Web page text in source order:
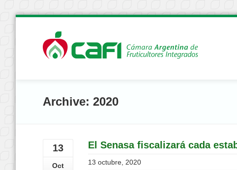
Archive: 2020
13
Oct
El Senasa fiscalizará cada
13 octubre, 2020